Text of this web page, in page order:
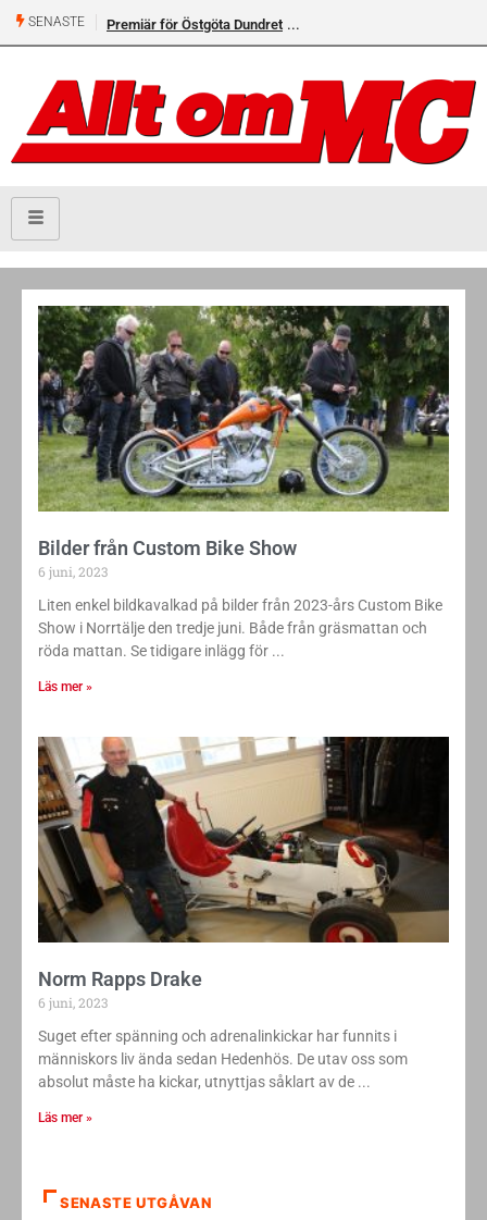
SENASTE Premiär för Östgöta Dundret
Bilder från Custom Bike Show
6 juni, 2023
Liten enkel bildkavalkad på bilder från 2023-års Custom Bike
Show i Norrtälje den tredje juni. Både från gräsmattan och
röda mattan. Se tidigare inlägg för
Läs mer »
Norm Rapps Drake
6 juni, 2023
Suget efter spänning och adrenalinkickar har funnits i
människors liv ända sedan Hedenhös. De utav oss som
absolut måste ha kickar, utnyttjas såklart av de
Läs mer »
SENASTE UTGÅVAN